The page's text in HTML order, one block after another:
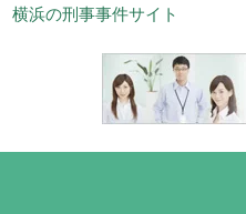
横浜の刑事事件サイト